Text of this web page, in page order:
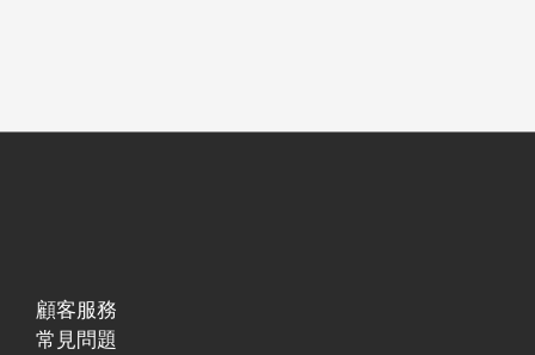
顧客服務
常見問題